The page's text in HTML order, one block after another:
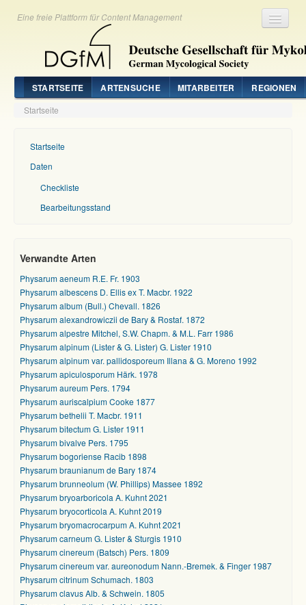
Eine freie Plattform für Content Management
STARTSEITE ARTENSUCHE MITARBEITER REGIONEN
Startseite
Startseite
Daten
Checkliste
Bearbeitungsstand
Verwandte Arten
Physarum aeneum R.E. Fr. 1903
Physarum albescens D. Ellis ex T. Macbr. 1922
Physarum album (Bull.) Chevall. 1826
Physarum alexandrowiczii de Bary & Rostaf. 1872
Physarum alpestre Mitchel, S.W. Chapm. & M.L. Farr 1986
Physarum alpinum (Lister & G. Lister) G. Lister 1910
Physarum alpinum var. pallidosporeum Illana & G. Moreno 1992
Physarum apiculosporum Härk. 1978
Physarum aureum Pers. 1794
Physarum auriscalpium Cooke 1877
Physarum bethelii T. Macbr. 1911
Physarum bitectum G. Lister 1911
Physarum bivalve Pers. 1795
Physarum bogoriense Racib 1898
Physarum braunianum de Bary 1874
Physarum brunneolum (W. Phillips) Massee 1892
Physarum bryoarboricola A. Kuhnt 2021
Physarum bryocorticola A. Kuhnt 2019
Physarum bryomacrocarpum A. Kuhnt 2021
Physarum carneum G. Lister & Sturgis 1910
Physarum cinereum (Batsch) Pers. 1809
Physarum cinereum var. aureonodum Nann.-Bremek. & Finger 1987
Physarum citrinum Schumach. 1803
Physarum clavus Alb. & Schwein. 1805